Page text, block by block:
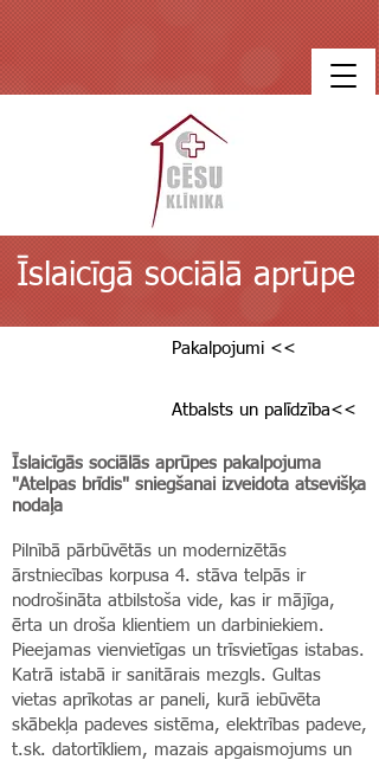
Īslaicīgā sociālā aprūpe
Pakalpojumi <<
Atbalsts un palīdzība<<
Īslaicīgās sociālās aprūpes pakalpojuma
"Atelpas brīdis" sniegšanai izveidota atsevišķa
nodaļa
Pilnībā pārbūvētās un modernizētās
ārstniecības korpusa 4. stāva telpās ir
nodrošināta atbilstoša vide, kas ir mājīga,
ērta un droša klientiem un darbiniekiem.
Pieejamas vienvietīgas un trīsvietīgas istabas.
Katrā istabā ir sanitārais mezgls. Gultas
vietas aprīkotas ar paneli, kurā iebūvēta
skābekļa padeves sistēma, elektrības padeve,
t.sk. datortīkliem, mazais apgaismojums un